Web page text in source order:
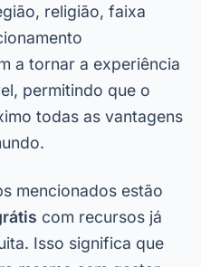
religião, faixa
a tornar a experiência
permitindo que o
todas as vantagens
mencionados estão
com recursos já
Isso significa que